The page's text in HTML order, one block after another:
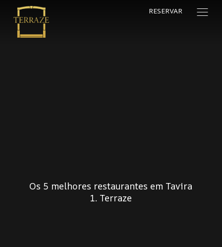
RESERVAR
Os 5 melhores restaurantes em Tavira
1. Terraze